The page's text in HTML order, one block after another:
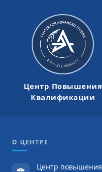
Центр Повышения
Квалификации
О ЦЕНТРЕ
Центр повышения